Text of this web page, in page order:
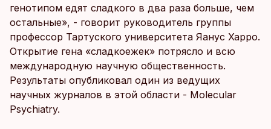
генотипом едят сладкого в два раза больше, чем
остальные», - говорит руководитель группы
профессор Тартуского университета Яанус Харро.
Открытие гена «сладкоежек» потрясло и всю
международную научную общественность.
Результаты опубликовал один из ведущих
научных журналов в этой области - Molecular
Psychiatry.